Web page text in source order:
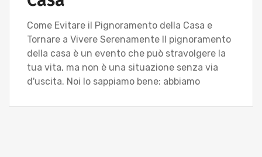
Come Evitare il Pignoramento della Casa e
Tornare a Vivere Serenamente Il pignoramento
della casa è un evento che può stravolgere la
tua vita, ma non è una situazione senza via
d'uscita. Noi lo sappiamo bene: abbiamo